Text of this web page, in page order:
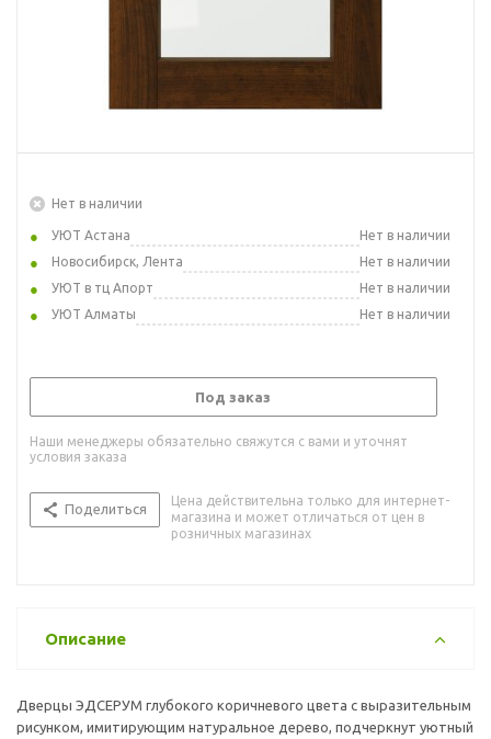
Нет в наличии
УЮТ Астана
Нет в наличии
Новосибирск, Лента
Нет в наличии
УЮТ в тц Апорт
Нет в наличии
УЮТ Алматы
Нет в наличии
Под заказ
Наши менеджеры обязательно свяжутся с вами и уточнят
условия заказа
Поделиться
Цена действительна только для интернет-
магазина и может отличаться от цен в
розничных магазинах
Описание
Дверцы ЭДСЕРУМ глубокого коричневого цвета с выразительным
рисунком, имитирующим натуральное дерево, подчеркнут уютный